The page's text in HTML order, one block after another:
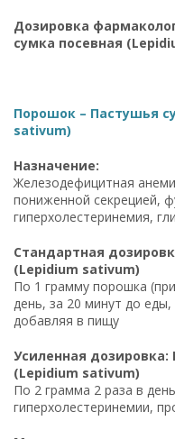
Дозировка
сумка посевная
Порошок – Пастушья
sativum)
Назначение:
Железодефицитная
пониженной секрецией,
гиперхолестеринемия,
Стандартная
(Lepidium sativum)
По 1 грамму порошка
день, за 20 минут до
добавляя в пищу
Усиленная
(Lepidium sativum)
По 2 грамма 2 раза в
гиперхолестеринемии,